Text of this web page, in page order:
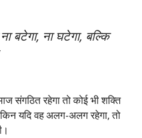
बटेगा, ना घटेगा, बल्कि
संगठित रहेगा तो कोई भी शक्ति
यदि वह अलग-अलग रहेगा, तो